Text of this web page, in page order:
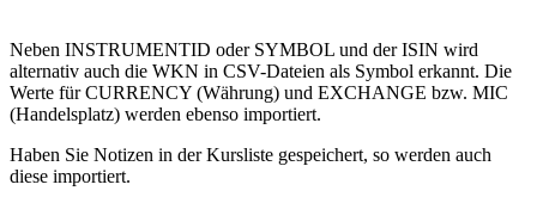
Neben INSTRUMENTID oder SYMBOL und der ISIN wird
alternativ auch die WKN in CSV-Dateien als Symbol erkannt. Die
Werte für CURRENCY (Währung) und EXCHANGE bzw. MIC
(Handelsplatz) werden ebenso importiert.
Haben Sie Notizen in der Kursliste gespeichert, so werden auch
diese importiert.